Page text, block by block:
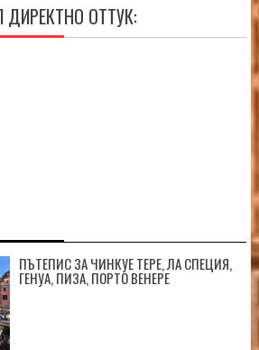
ДИРЕКТНО ОТТУК:
ПЪТЕПИС ЗА ЧИНКУЕ ТЕРЕ, ЛА СПЕЦИЯ,
ГЕНУА, ПИЗА, ПОРТО ВЕНЕРЕ